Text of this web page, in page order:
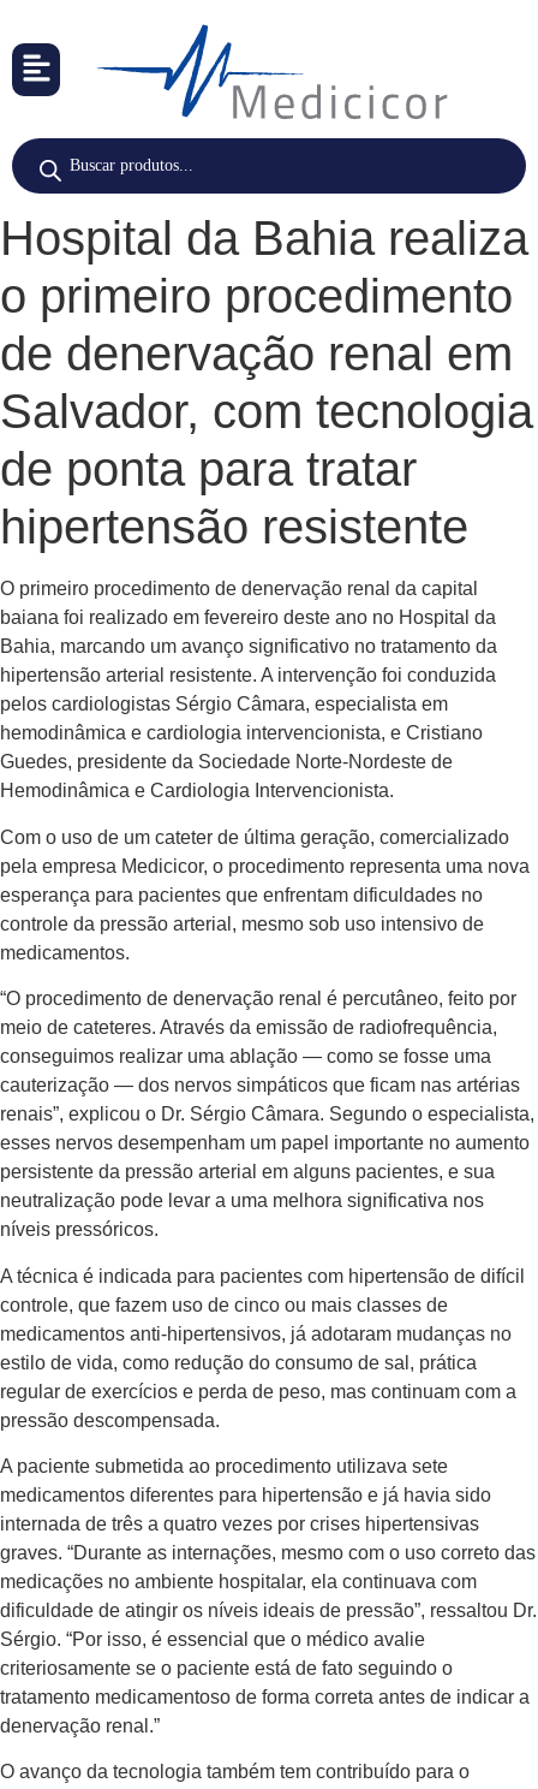
Hospital da Bahia realiza
o primeiro procedimento
de denervação renal em
Salvador, com tecnologia
de ponta para tratar
hipertensão resistente
O primeiro procedimento de denervação renal da capital
baiana foi realizado em fevereiro deste ano no Hospital da
Bahia, marcando um avanço significativo no tratamento da
hipertensão arterial resistente. A intervenção foi conduzida
pelos cardiologistas Sérgio Câmara, especialista em
hemodinâmica e cardiologia intervencionista, e Cristiano
Guedes, presidente da Sociedade Norte-Nordeste de
Hemodinâmica e Cardiologia Intervencionista.
Com o uso de um cateter de última geração, comercializado
pela empresa Medicicor, o procedimento representa uma nova
esperança para pacientes que enfrentam dificuldades no
controle da pressão arterial, mesmo sob uso intensivo de
medicamentos.
“O procedimento de denervação renal é percutâneo, feito por
meio de cateteres. Através da emissão de radiofrequência,
conseguimos realizar uma ablação — como se fosse uma
cauterização — dos nervos simpáticos que ficam nas artérias
renais”, explicou o Dr. Sérgio Câmara. Segundo o especialista,
esses nervos desempenham um papel importante no aumento
persistente da pressão arterial em alguns pacientes, e sua
neutralização pode levar a uma melhora significativa nos
níveis pressóricos.
A técnica é indicada para pacientes com hipertensão de difícil
controle, que fazem uso de cinco ou mais classes de
medicamentos anti-hipertensivos, já adotaram mudanças no
estilo de vida, como redução do consumo de sal, prática
regular de exercícios e perda de peso, mas continuam com a
pressão descompensada.
A paciente submetida ao procedimento utilizava sete
medicamentos diferentes para hipertensão e já havia sido
internada de três a quatro vezes por crises hipertensivas
graves. “Durante as internações, mesmo com o uso correto das
medicações no ambiente hospitalar, ela continuava com
dificuldade de atingir os níveis ideais de pressão”, ressaltou Dr.
Sérgio. “Por isso, é essencial que o médico avalie
criteriosamente se o paciente está de fato seguindo o
tratamento medicamentoso de forma correta antes de indicar a
denervação renal.”
O avanço da tecnologia também tem contribuído para o